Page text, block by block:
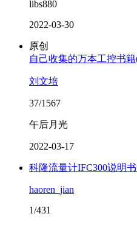
libs880
2022-03-30
原创
自己收集的万本工控书
刘文培
37/1567
午后月光
2022-03-17
科隆流量计IFC300说明
haoren_jian
1/431